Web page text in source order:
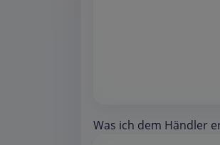
Was ich dem Händler